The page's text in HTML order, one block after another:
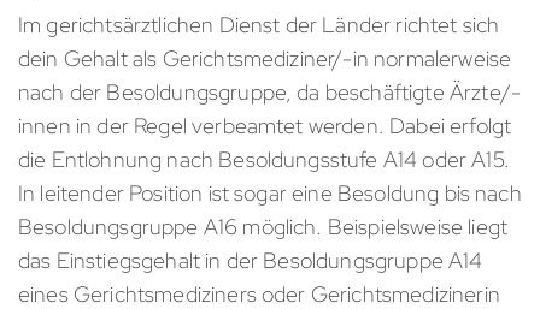
Im gerichtsärztlichen Dienst der Länder richtet sich
dein Gehalt als Gerichtsmediziner/-in normalerweise
nach der Besoldungsgruppe, da beschäftigte Ärzte/-
innen in der Regel verbeamtet werden. Dabei erfolgt
die Entlohnung nach Besoldungsstufe A14 oder A15.
In leitender Position ist sogar eine Besoldung bis nach
Besoldungsgruppe A16 möglich. Beispielsweise liegt
das Einstiegsgehalt in der Besoldungsgruppe A14
eines Gerichtsmediziners oder Gerichtsmedizinerin